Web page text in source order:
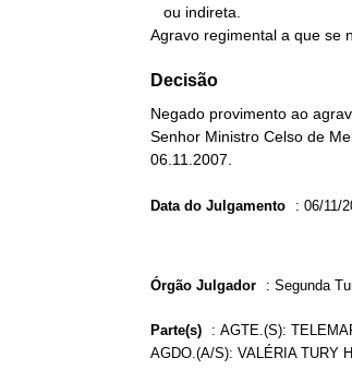
Agravo regimental a que se
Decisão
Negado provimento ao
Senhor Ministro Celso de
06.11.2007.
Data do Julgamento : 06/11/
Órgão Julgador : Segunda
Parte(s) : AGTE.(S):
AGDO.(A/S): VALÉRIA TURY